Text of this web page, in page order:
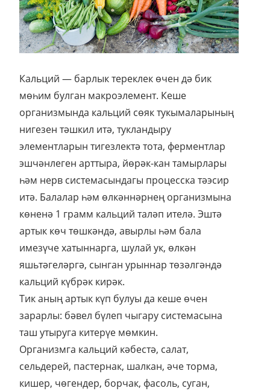
Кальций — барлык тереклек өчен дә бик
мөһим булган макроэлемент. Кеше
организмында кальций сөяк тукымаларының
нигезен тәшкил итә, тукландыру
элементларын тигезлектә тота, ферментлар
эшчәнлеген арттыра, йөрәк-кан тамырлары
һәм нерв системасындагы процесска тәэсир
итә. Балалар һәм өлкәннәрнең организмына
көненә 1 грамм кальций таләп ителә. Эштә
артык көч төшкәндә, авырлы һәм бала
имезүче хатыннарга, шулай ук, өлкән
яшьтәгеләргә, сынган урыннар төзәлгәндә
кальций күбрәк кирәк.
Тик аның артык күп булуы да кеше өчен
зарарлы: бәвел бүлеп чыгару системасына
таш утыруга китерүе мөмкин.
Организмга кальций кәбестә, салат,
сельдерей, пастернак, шалкан, әче торма,
кишер, чөгендер, борчак, фасоль, суган,